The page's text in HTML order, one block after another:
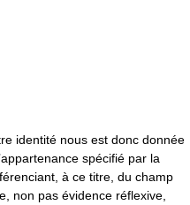
identité nous est donc donnée
spécifié par la
à ce titre, du champ
non pas évidence réflexive,